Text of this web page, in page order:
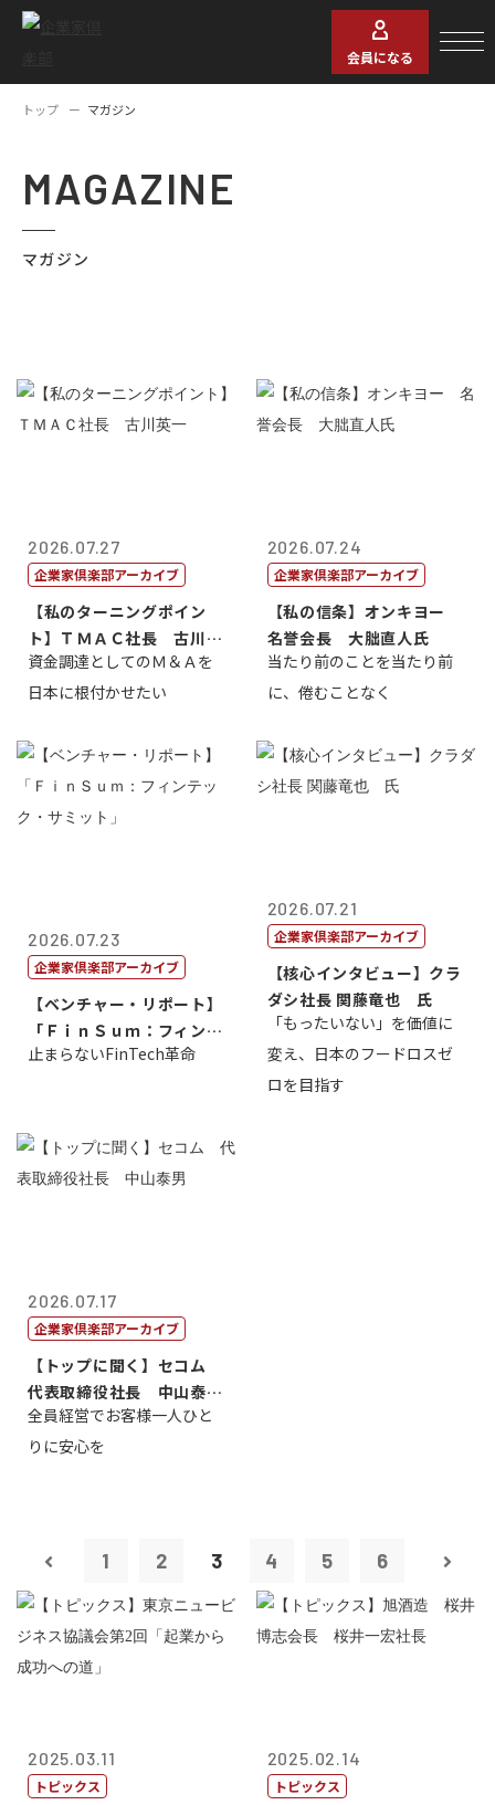
会員になる
トップ マガジン
MAGAZINE
マガジン
2026.07.27
企業家倶楽部アーカイブ
【私のターニングポイン
ト】ＴＭＡＣ社長 古川英
一
資金調達としてのＭ＆Ａを
日本に根付かせたい
2026.07.24
企業家倶楽部アーカイブ
【私の信条】オンキヨー
名誉会長 大朏直人氏
当たり前のことを当たり前
に、倦むことなく
2026.07.23
企業家倶楽部アーカイブ
【ベンチャー・リポート】
「ＦｉｎＳｕｍ：フィンテ
ック・サミッ...
止まらないFinTech革命
2026.07.21
企業家倶楽部アーカイブ
【核心インタビュー】クラ
ダシ社長 関藤竜也 氏
「もったいない」を価値に
変え、日本のフードロスゼ
ロを目指す
2026.07.17
企業家倶楽部アーカイブ
【トップに聞く】セコム
代表取締役社長 中山泰
男
全員経営でお客様一人ひと
りに安心を
1 2 3 4 5 6
2025.03.11
トピックス
2025.02.14
トピックス